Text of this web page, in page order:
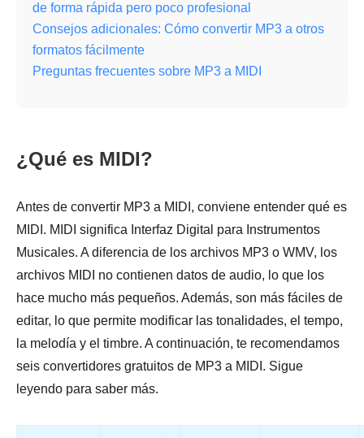
de forma rápida pero poco profesional
Consejos adicionales: Cómo convertir MP3 a otros
formatos fácilmente
Preguntas frecuentes sobre MP3 a MIDI
¿Qué es MIDI?
Antes de convertir MP3 a MIDI, conviene entender qué es
MIDI. MIDI significa Interfaz Digital para Instrumentos
Musicales. A diferencia de los archivos MP3 o WMV, los
archivos MIDI no contienen datos de audio, lo que los
hace mucho más pequeños. Además, son más fáciles de
editar, lo que permite modificar las tonalidades, el tempo,
la melodía y el timbre. A continuación, te recomendamos
seis convertidores gratuitos de MP3 a MIDI. Sigue
leyendo para saber más.